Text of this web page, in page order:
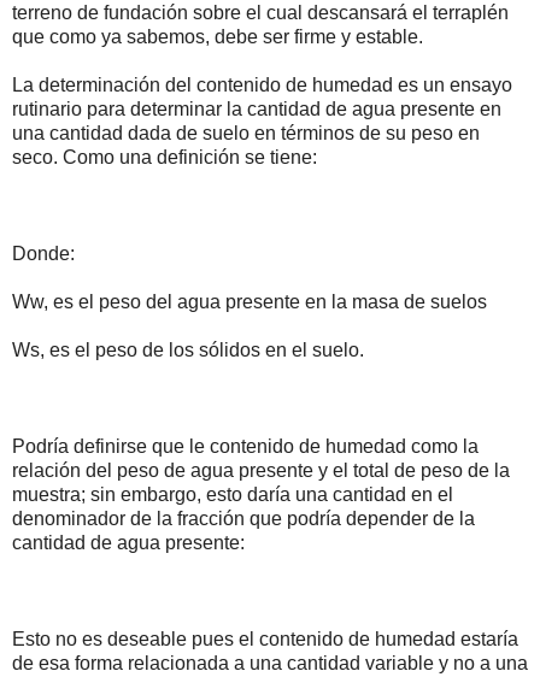
terreno de fundación sobre el cual descansará el terraplén
que como ya sabemos, debe ser firme y estable.
La determinación del contenido de humedad es un ensayo
rutinario para determinar la cantidad de agua presente en
una cantidad dada de suelo en términos de su peso en
seco. Como una definición se tiene:
Donde:
Ww, es el peso del agua presente en la masa de suelos
Ws, es el peso de los sólidos en el suelo.
Podría definirse que le contenido de humedad como la
relación del peso de agua presente y el total de peso de la
muestra; sin embargo, esto daría una cantidad en el
denominador de la fracción que podría depender de la
cantidad de agua presente:
Esto no es deseable pues el contenido de humedad estaría
de esa forma relacionada a una cantidad variable y no a una